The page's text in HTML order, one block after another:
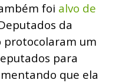
foi alvo de
da
protocolaram um
para
que ela